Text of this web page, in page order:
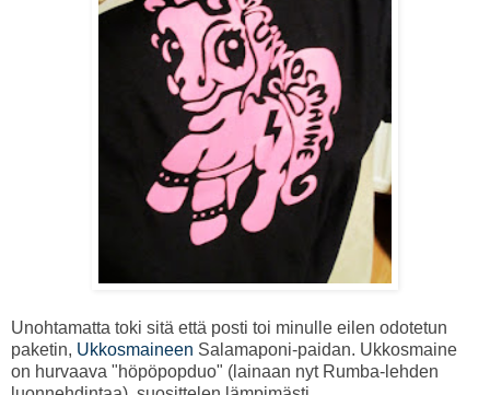
Unohtamatta toki sitä että posti toi minulle eilen odotetun
paketin, Ukkosmaineen Salamaponi-paidan. Ukkosmaine
on hurvaava "höpöpopduo" (lainaan nyt Rumba-lehden